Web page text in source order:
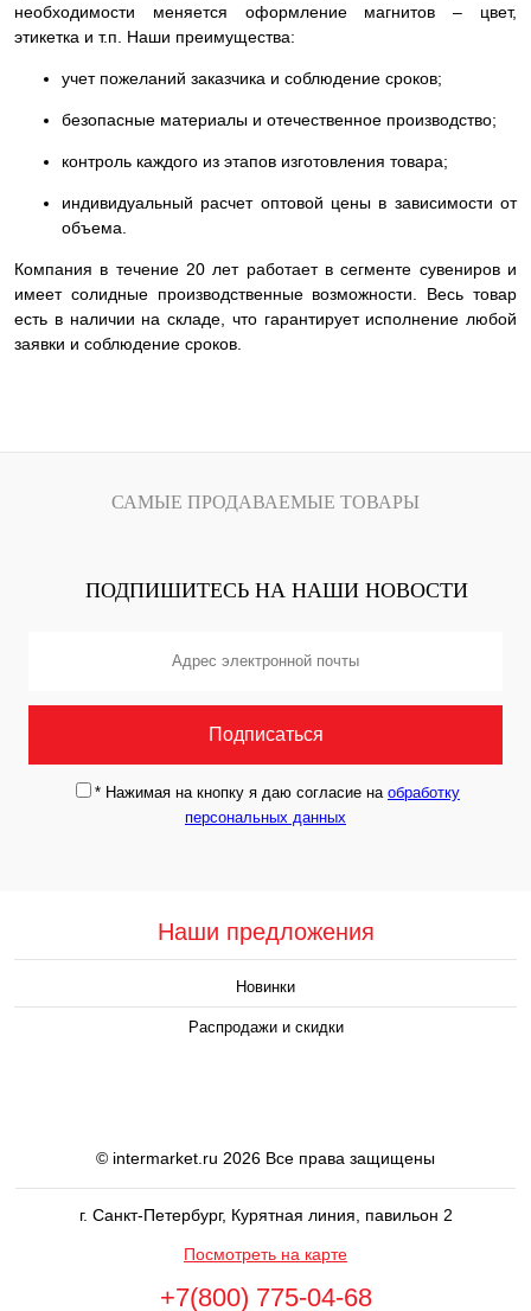
необходимости меняется оформление магнитов – цвет,
этикетка и т.п. Наши преимущества:
учет пожеланий заказчика и соблюдение сроков;
безопасные материалы и отечественное производство;
контроль каждого из этапов изготовления товара;
индивидуальный расчет оптовой цены в зависимости от
объема.
Компания в течение 20 лет работает в сегменте сувениров и
имеет солидные производственные возможности. Весь товар
есть в наличии на складе, что гарантирует исполнение любой
заявки и соблюдение сроков.
САМЫЕ ПРОДАВАЕМЫЕ ТОВАРЫ
ПОДПИШИТЕСЬ НА НАШИ НОВОСТИ
* Нажимая на кнопку я даю согласие на обработку
персональных данных
Наши предложения
Новинки
Распродажи и скидки
© intermarket.ru 2026 Все права защищены
г. Санкт-Петербург, Курятная линия, павильон 2
Посмотреть на карте
+7(800) 775-04-68